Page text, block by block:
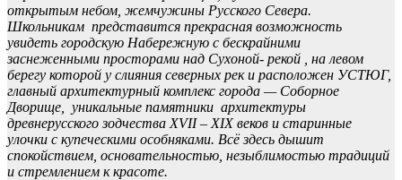
открытым небом, жемчужины Русского Севера.
Школьникам представится прекрасная возможность
увидеть городскую Набережную с бескрайними
заснеженными просторами над Сухоной- рекой , на левом
берегу которой у слияния северных рек и расположен УСТЮГ,
главный архитектурный комплекс города — Соборное
Дворище, уникальные памятники архитектуры
древнерусского зодчества XVII – XIX веков и старинные
улочки с купеческими особняками. Всё здесь дышит
спокойствием, основательностью, незыблимостью традиций
и стремлением к красоте.